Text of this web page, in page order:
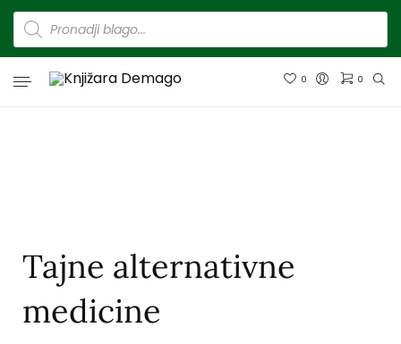
0 0
Tajne alternativne
medicine